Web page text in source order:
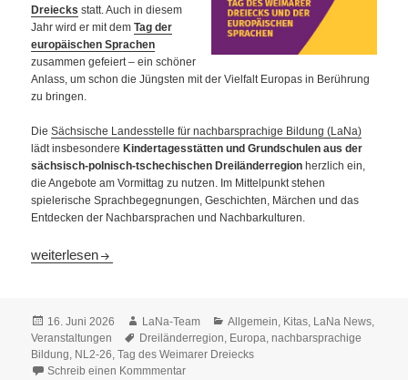
Dreiecks statt. Auch in diesem
Jahr wird er mit demTag der
europäischen Sprachen
zusammen gefeiert – ein schöner
Anlass, um schon die Jüngsten mit der Vielfalt Europas in Berührung
zu bringen.
DieSächsische Landesstelle für nachbarsprachige Bildung (LaNa)
lädt insbesondere Kindertagesstätten und Grundschulen aus der
sächsisch-polnisch-tschechischen Dreiländerregion herzlich ein,
die Angebote am Vormittag zu nutzen. Im Mittelpunkt stehen
spielerische Sprachbegegnungen, Geschichten, Märchen und das
Entdecken der Nachbarsprachen und Nachbarkulturen.
Europa spielerisch entdecken: Kitas und Grundschulen zum 3.
weiterlesen
Veröffentlicht
am
16. Juni 2026 Autor
LaNa-Team Kategorien
Allgemein, Kitas, LaNa News,
Veranstaltungen
Schlagwörter
Dreiländerregion, Europa,nachbarsprachige
Bildung, NL2-26,Tag des Weimarer Dreiecks
Schreib einen Kommmentar